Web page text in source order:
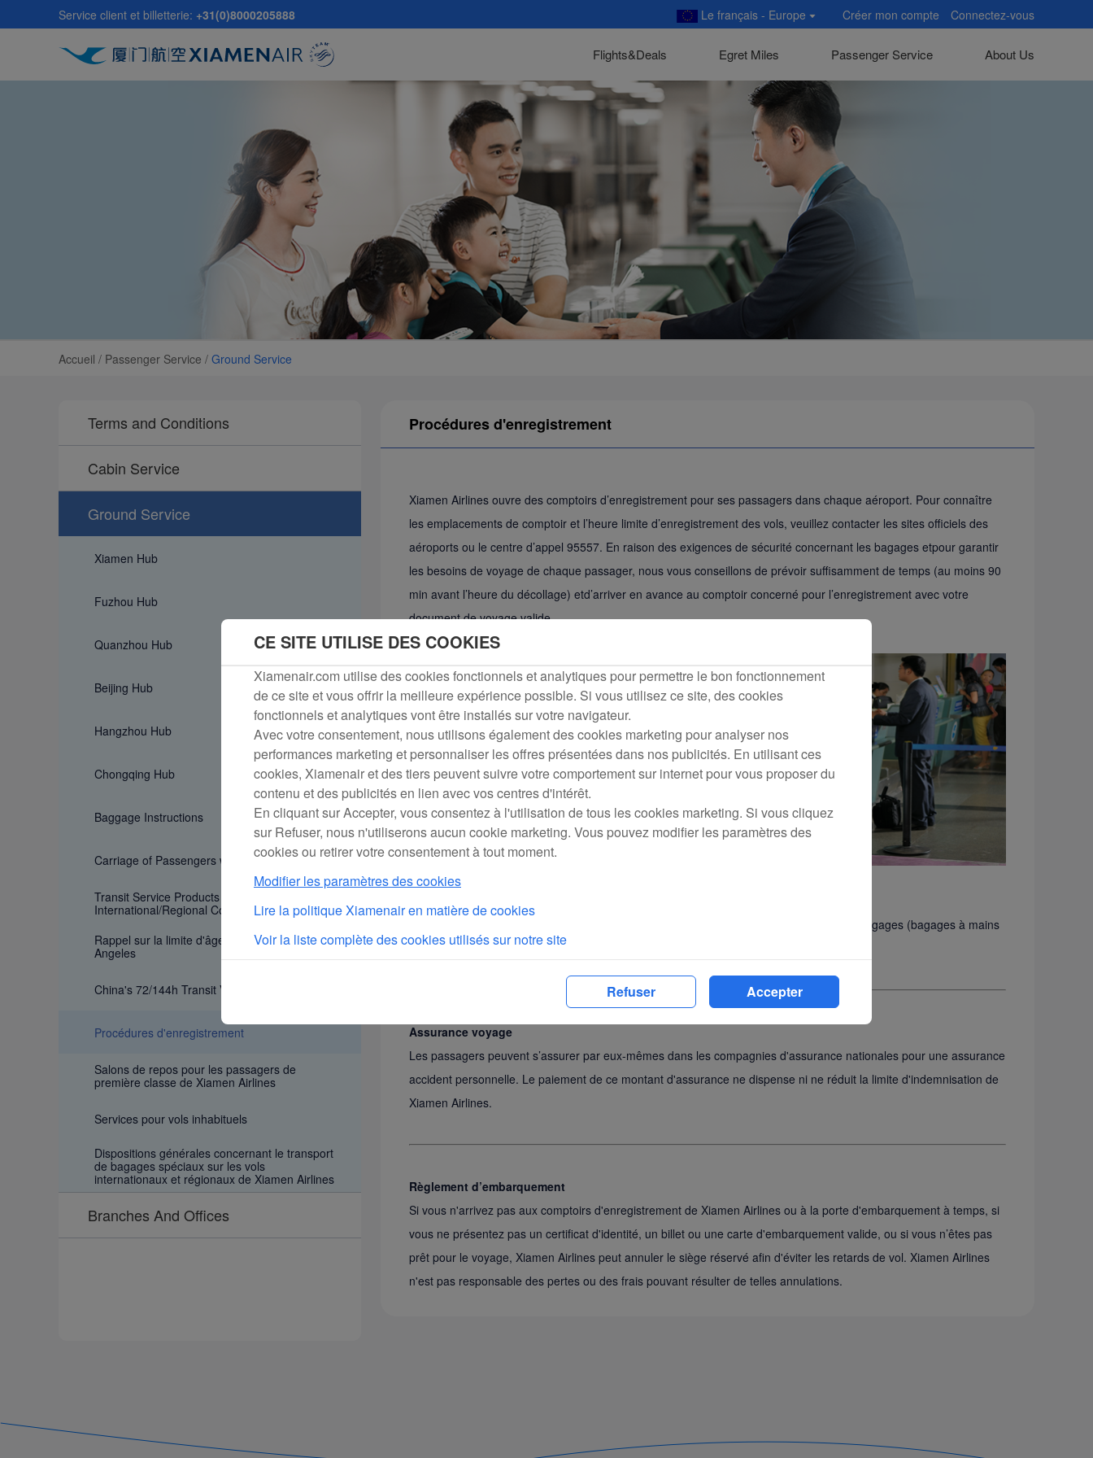
to
Service client et billetterie: +31(0)8000205888 Le français - Europe Créer mon compte Connectez-vous
Flights&Deals Egret Miles Passenger Service About Us
Accueil / Passenger Service / Ground Service
Terms and Conditions
Cabin Service
Ground Service
Xiamen Hub
Fuzhou Hub
Quanzhou Hub
Beijing Hub
Hangzhou Hub
Chongqing Hub
Baggage Instructions
Carriage of Passengers with Special Need
Transit Service Products for
International/Regional Connecting Flights
Rappel sur la limite d'âge du salon VIP de Los
Angeles
China's 72/144h Transit Visa Exemption Policy
Procédures d'enregistrement
Salons de repos pour les passagers de
première classe de Xiamen Airlines
Services pour vols inhabituels
Dispositions générales concernant le transport
de bagages spéciaux sur les vols
internationaux et régionaux de Xiamen Airlines
Branches And Offices
Procédures d'enregistrement
Xiamen Airlines ouvre des comptoirs d’enregistrement pour ses passagers dans chaque aéroport. Pour connaître
les emplacements de comptoir et l’heure limite d’enregistrement des vols, veuillez contacter les sites officiels des
aéroports ou le centre d’appel 95557. En raison des exigences de sécurité concernant les bagages etpour garantir
les besoins de voyage de chaque passager, nous vous conseillons de prévoir suffisamment de temps (au moins 90
min avant l’heure du décollage) etd’arriver en avance au comptoir concerné pour l’enregistrement avec votre
document de voyage valide.
Avant l’embarquement, les passagers doivent passer le contrôle de sécurité avec leurs bagages (bagages à mains
et bagages en soute).
Assurance voyage
Les passagers peuvent s’assurer par eux-mêmes dans les compagnies d'assurance nationales pour une assurance
accident personnelle. Le paiement de ce montant d'assurance ne dispense ni ne réduit la limite d'indemnisation de
Xiamen Airlines.
Règlement d’embarquement
Si vous n'arrivez pas aux comptoirs d'enregistrement de Xiamen Airlines ou à la porte d'embarquement à temps, si
vous ne présentez pas un certificat d'identité, un billet ou une carte d'embarquement valide, ou si vous n’êtes pas
prêt pour le voyage, Xiamen Airlines peut annuler le siège réservé afin d'éviter les retards de vol. Xiamen Airlines
n'est pas responsable des pertes ou des frais pouvant résulter de telles annulations.
CE SITE UTILISE DES COOKIES
Xiamenair.com utilise des cookies fonctionnels et analytiques pour permettre le bon fonctionnement
de ce site et vous offrir la meilleure expérience possible. Si vous utilisez ce site, des cookies
fonctionnels et analytiques vont être installés sur votre navigateur.
Avec votre consentement, nous utilisons également des cookies marketing pour analyser nos
performances marketing et personnaliser les offres présentées dans nos publicités. En utilisant ces
cookies, Xiamenair et des tiers peuvent suivre votre comportement sur internet pour vous proposer du
contenu et des publicités en lien avec vos centres d'intérêt.
En cliquant sur Accepter, vous consentez à l'utilisation de tous les cookies marketing. Si vous cliquez
sur Refuser, nous n'utiliserons aucun cookie marketing. Vous pouvez modifier les paramètres des
cookies ou retirer votre consentement à tout moment.
Modifier les paramètres des cookies
Lire la politique Xiamenair en matière de cookies
Voir la liste complète des cookies utilisés sur notre site
Refuser Accepter